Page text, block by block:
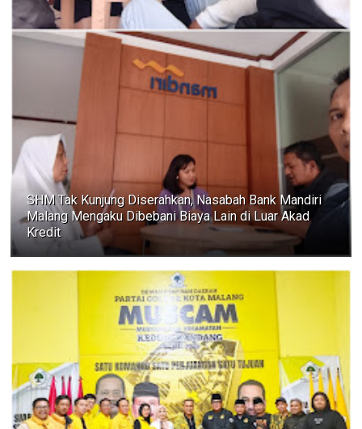
SHM Tak Kunjung Diserahkan, Nasabah Bank Mandiri
Malang Mengaku Dibebani Biaya Lain di Luar Akad
Kredit